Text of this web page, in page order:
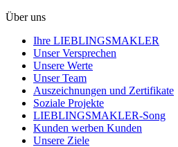
Über uns
Ihre LIEBLINGSMAKLER
Unser Versprechen
Unsere Werte
Unser Team
Auszeichnungen und Zertifikate
Soziale Projekte
LIEBLINGSMAKLER-Song
Kunden werben Kunden
Unsere Ziele